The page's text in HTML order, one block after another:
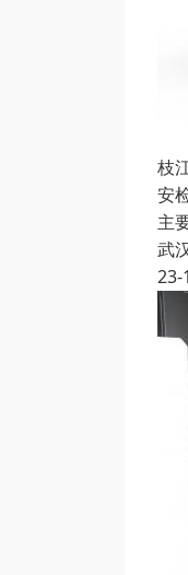
枝
安
主
武
23-